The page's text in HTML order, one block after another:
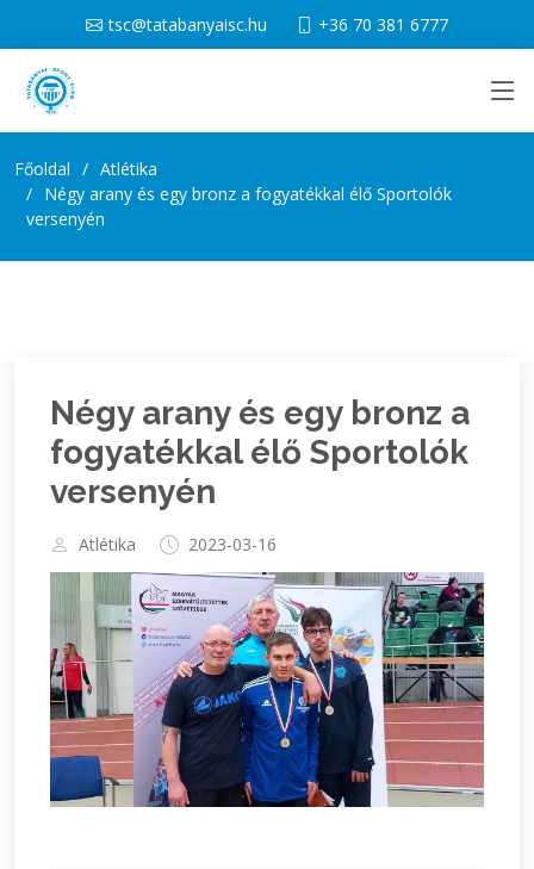
tsc@tatabanyaisc.hu +36 70 381 6777
Főoldal
Atlétika
Négy arany és egy bronz a fogyatékkal élő Sportolók
versenyén
Négy arany és egy bronz a
fogyatékkal élő Sportolók
versenyén
Atlétika 2023-03-16